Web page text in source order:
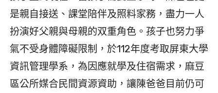
是親自接送、課堂陪伴及照料家務，盡力一人
扮演好父親與母親的双重角色。孩子也努力爭
氣不受身體障礙限制，於112年度考取屏東大學
資訊管理學系，為因應就學及住宿需求，麻豆
區公所媒合民間資源資助，讓陳爸爸目前仍可